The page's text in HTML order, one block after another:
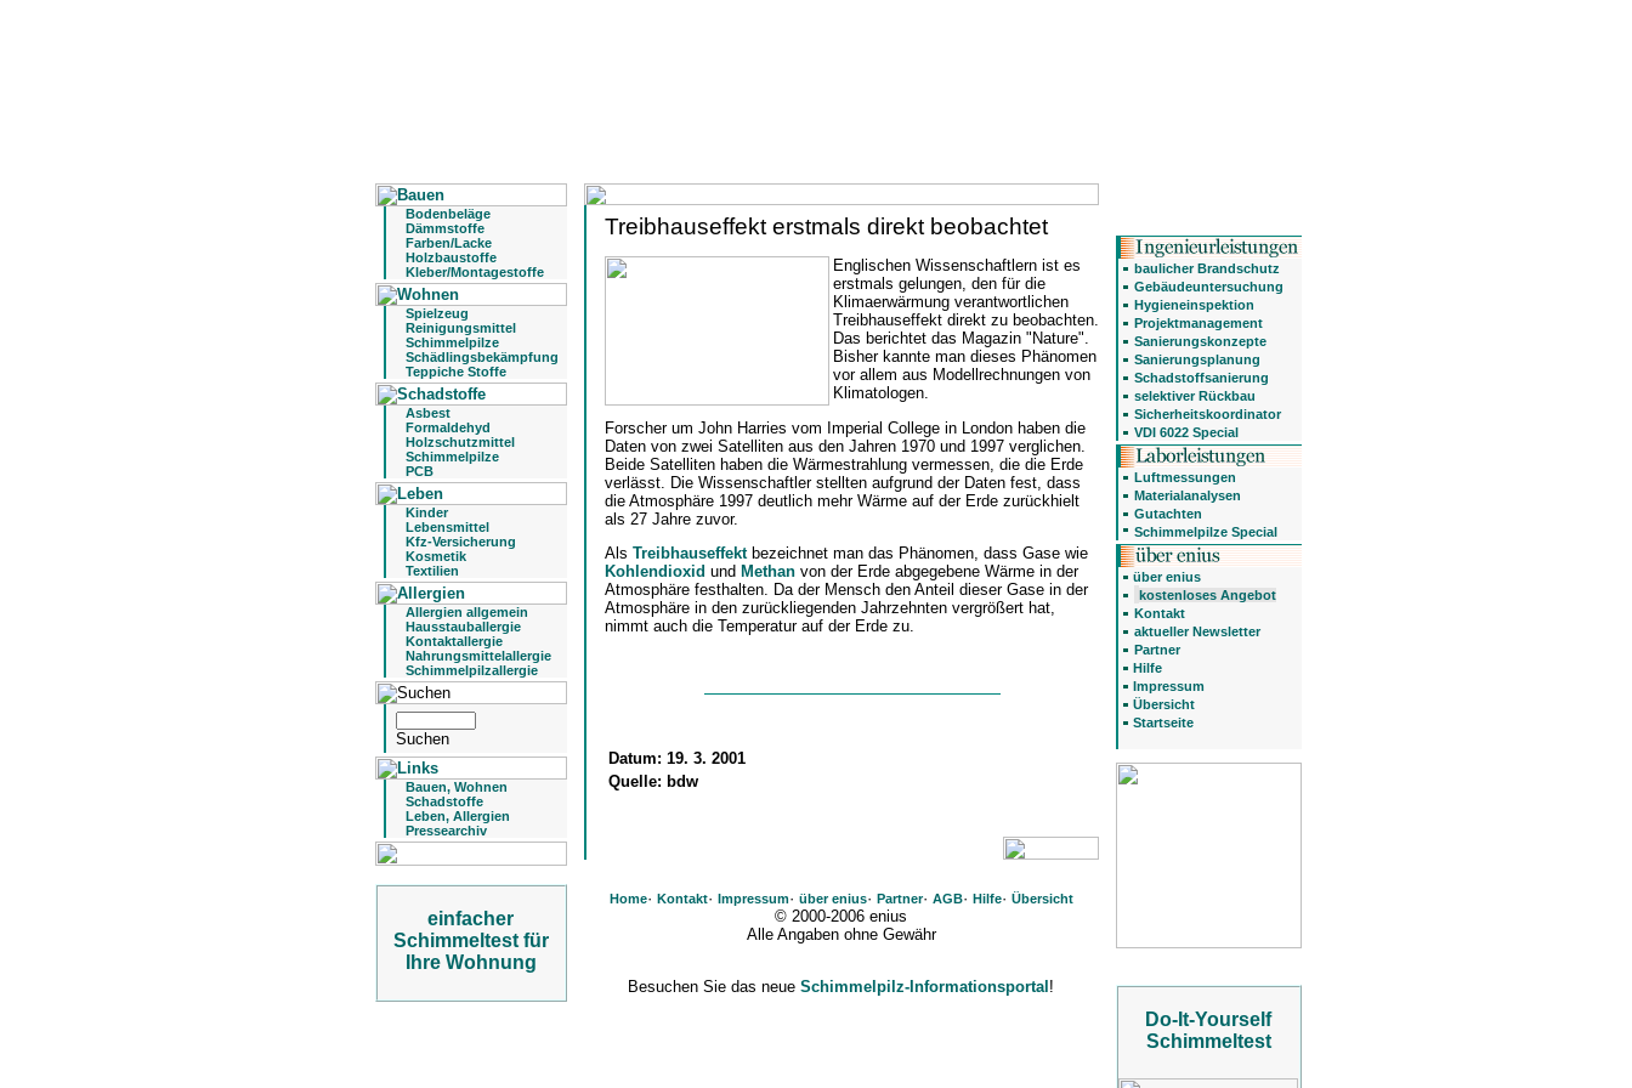
Bodenbeläge
Dämmstoffe
Farben/Lacke
Holzbaustoffe
Kleber/Montagestoffe
Spielzeug
Reinigungsmittel
Schimmelpilze
Schädlingsbekämpfung
Teppiche Stoffe
Asbest
Formaldehyd
Holzschutzmittel
Schimmelpilze
PCB
Kinder
Lebensmittel
Kfz-Versicherung
Kosmetik
Textilien
Allergien allgemein
Hausstauballergie
Kontaktallergie
Nahrungsmittelallergie
Schimmelpilzallergie
Bauen, Wohnen
Schadstoffe
Leben, Allergien
Pressearchiv
einfacher
Schimmeltest für
Ihre Wohnung
Treibhauseffekt erstmals direkt beobachtet
Englischen Wissenschaftlern ist es
erstmals gelungen, den für die
Klimaerwärmung verantwortlichen
Treibhauseffekt direkt zu beobachten.
Das berichtet das Magazin "Nature".
Bisher kannte man dieses Phänomen
vor allem aus Modellrechnungen von
Klimatologen.
Forscher um John Harries vom Imperial College in London haben die
Daten von zwei Satelliten aus den Jahren 1970 und 1997 verglichen.
Beide Satelliten haben die Wärmestrahlung vermessen, die die Erde
verlässt. Die Wissenschaftler stellten aufgrund der Daten fest, dass
die Atmosphäre 1997 deutlich mehr Wärme auf der Erde zurückhielt
als 27 Jahre zuvor.
Als Treibhauseffektbezeichnet man das Phänomen, dass Gase wie
Kohlendioxid und Methanvon der Erde abgegebene Wärme in der
Atmosphäre festhalten. Da der Mensch den Anteil dieser Gase in der
Atmosphäre in den zurückliegenden Jahrzehnten vergrößert hat,
nimmt auch die Temperatur auf der Erde zu.
Datum: 19. 3. 2001
Quelle: bdw
Home· Kontakt· Impressum· über enius· Partner· AGB· Hilfe· Übersicht
© 2000-2006 enius
Alle Angaben ohne Gewähr
Besuchen Sie das neue Schimmelpilz-Informationsportal !
baulicher Brandschutz
Gebäudeuntersuchung
Hygieneinspektion
Projektmanagement
Sanierungskonzepte
Sanierungsplanung
Schadstoffsanierung
selektiver Rückbau
Sicherheitskoordinator
VDI 6022 Special
Luftmessungen
Materialanalysen
Gutachten
Schimmelpilze Special
über enius
kostenloses Angebot
Kontakt
aktueller Newsletter
Partner
Hilfe
Impressum
Übersicht
Startseite
Do-It-Yourself
Schimmeltest